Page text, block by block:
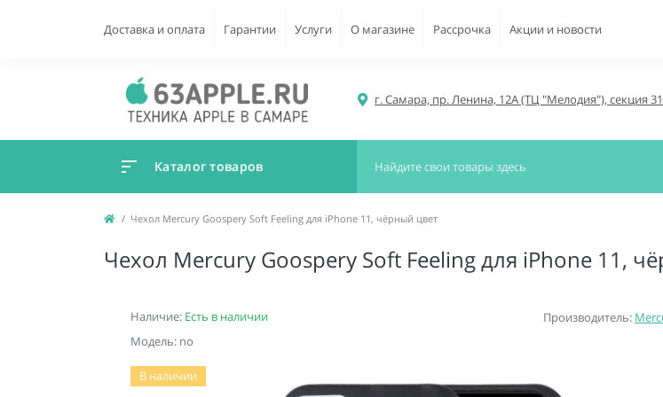
Доставка и оплата Гарантии Услуги О магазине Рассрочка Акции и новости
г. Самара, пр. Ленина, 12А (ТЦ "Мелодия"), секция
Каталог товаров
Чехол Mercury Goospery Soft Feeling для iPhone 11, чёрный цвет
Чехол Mercury Goospery Soft Feeling для iPhone 11,
Наличие: Есть в наличии
Модель: no
Производитель:
В наличии